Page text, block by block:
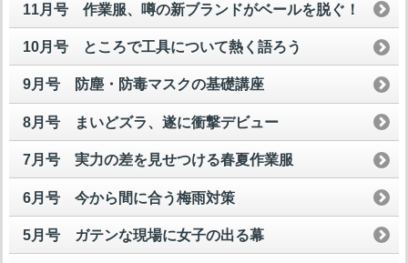
11月号 作業服、噂の新ブランドがベールを脱ぐ！
10月号 ところで工具について熱く語ろう
9月号 防塵・防毒マスクの基礎講座
8月号 まいどズラ、遂に衝撃デビュー
7月号 実力の差を見せつける春夏作業服
6月号 今から間に合う梅雨対策
5月号 ガテンな現場に女子の出る幕